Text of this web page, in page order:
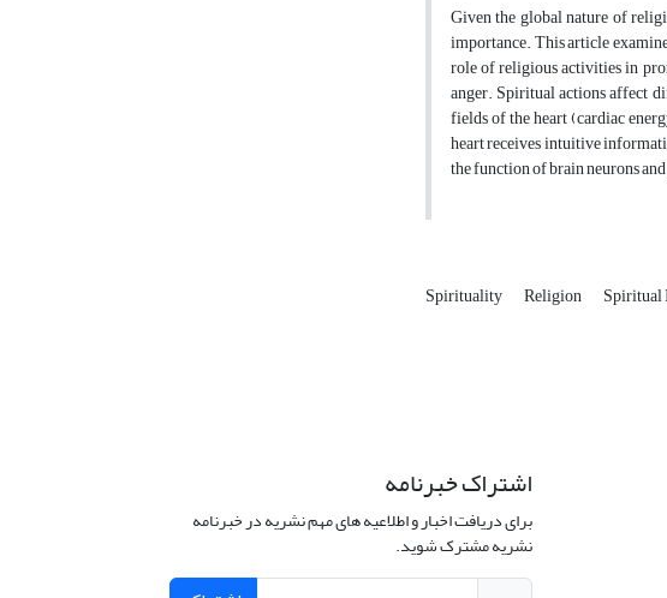
Given the global nature of
importance. This article
role of religious activities in
anger. Spiritual actions affect
fields of the heart (cardiac
heart receives intuitive
the function of brain neurons
Spirituality Religion
اشتراک خبرنامه
برای دریافت اخبار و اطلاعیه های مهم نشریه در خبرنامه
نشریه مشترک شوید.